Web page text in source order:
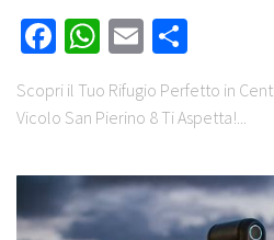
Facebook
WhatsApp
Email
Scopri il Tuo Rifugio Perfetto in
Vicolo San Pierino 8 Ti Aspetta!...